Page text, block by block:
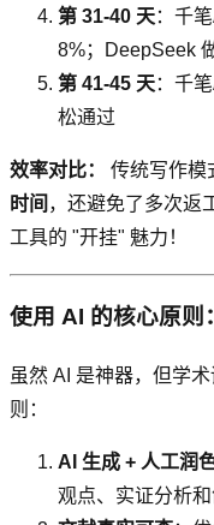
第 31-40 天：千
8%；DeepSeek
第 41-45 天：千
松通过
效率对比： 传统写作模
时间 ，还避免了多次返
工具的 "开挂" 魅力！
使用 AI 的核心原则
虽然 AI 是神器，但学
则：
AI 生成 + 人工润
观点、实证分析